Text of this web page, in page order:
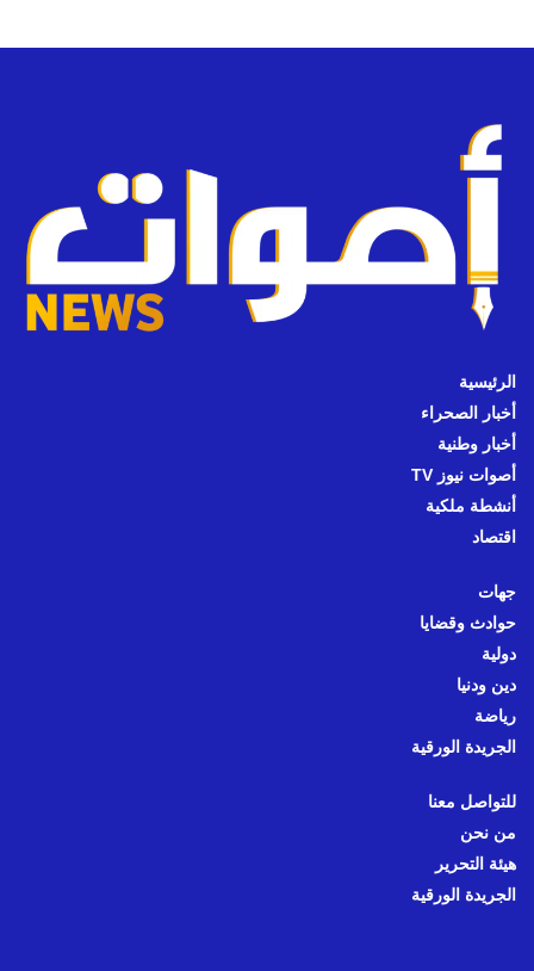
الرئيسية
أخبار الصحراء
أخبار وطنية
أصوات نيوز TV
أنشطة ملكية
اقتصاد
جهات
حوادث وقضايا
دولية
دين ودنيا
رياضة
الجريدة الورقية
للتواصل معنا
من نحن
هيئة التحرير
الجريدة الورقية